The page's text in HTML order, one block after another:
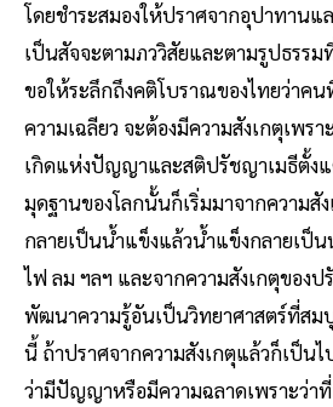
โดยชําระสมองให้ปราศจากอุปาทานแ
เป็นสัจจะตามภววิสัยและตามรูปธรร
ขอให้ระลึกถึงคติโบราณของไทยว่าค
ความเฉลียว จะต้องมีความสังเกตุเพร
เกิดแห่งปัญญาและสติปรัชญาเมธีตั้ง
มุดฐานของโลกนั้นก็เริ่มมาจากความสั
กลายเป็นน้ำแข็งแล้วน้ำแข็งกลายเป็น
ไฟ ลม ฯลฯ และจากความสังเกตุของ
พัฒนาความรู้อันเป็นวิทยาศาสตร์ที่ส
นี้ ถ้าปราศจากความสังเกตุแล้วก็เป็น
ว่ามีปัญญาหรือมีความฉลาดเพราะว่า